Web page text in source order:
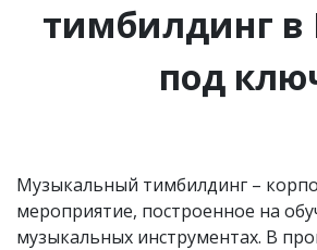
тимбилдинг в
под
Музыкальный тимбилдинг –
мероприятие, построенное на
музыкальных инструментах. В